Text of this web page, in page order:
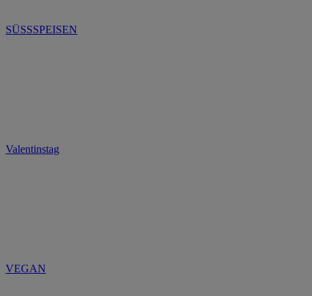
SÜSSSPEISEN
Valentinstag
VEGAN